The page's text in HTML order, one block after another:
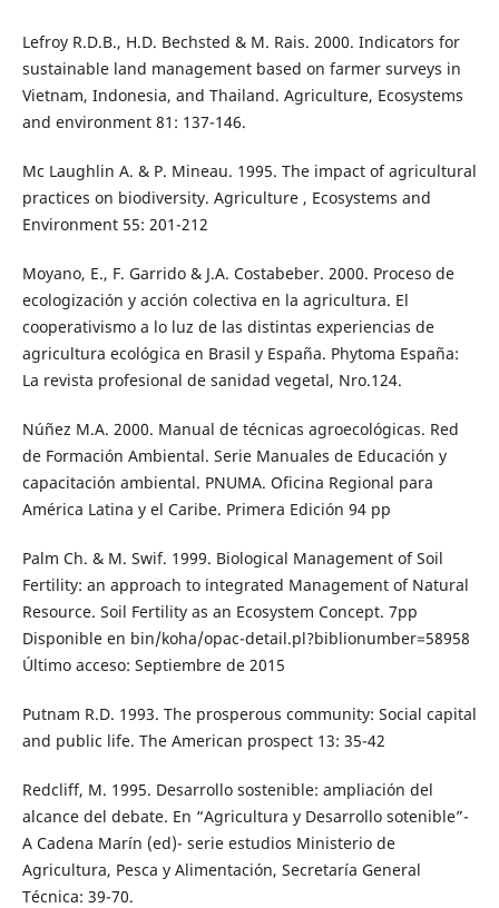
Lefroy R.D.B., H.D. Bechsted & M. Rais. 2000. Indicators for
sustainable land management based on farmer surveys in
Vietnam, Indonesia, and Thailand. Agriculture, Ecosystems
and environment 81: 137-146.
Mc Laughlin A. & P. Mineau. 1995. The impact of agricultural
practices on biodiversity. Agriculture , Ecosystems and
Environment 55: 201-212
Moyano, E., F. Garrido & J.A. Costabeber. 2000. Proceso de
ecologización y acción colectiva en la agricultura. El
cooperativismo a lo luz de las distintas experiencias de
agricultura ecológica en Brasil y España. Phytoma España:
La revista profesional de sanidad vegetal, Nro.124.
Núñez M.A. 2000. Manual de técnicas agroecológicas. Red
de Formación Ambiental. Serie Manuales de Educación y
capacitación ambiental. PNUMA. Oficina Regional para
América Latina y el Caribe. Primera Edición 94 pp
Palm Ch. & M. Swif. 1999. Biological Management of Soil
Fertility: an approach to integrated Management of Natural
Resource. Soil Fertility as an Ecosystem Concept. 7pp
Disponible en bin/koha/opac-detail.pl?biblionumber=58958
Último acceso: Septiembre de 2015
Putnam R.D. 1993. The prosperous community: Social capital
and public life. The American prospect 13: 35-42
Redcliff, M. 1995. Desarrollo sostenible: ampliación del
alcance del debate. En “Agricultura y Desarrollo sotenible”-
A Cadena Marín (ed)- serie estudios Ministerio de
Agricultura, Pesca y Alimentación, Secretaría General
Técnica: 39-70.